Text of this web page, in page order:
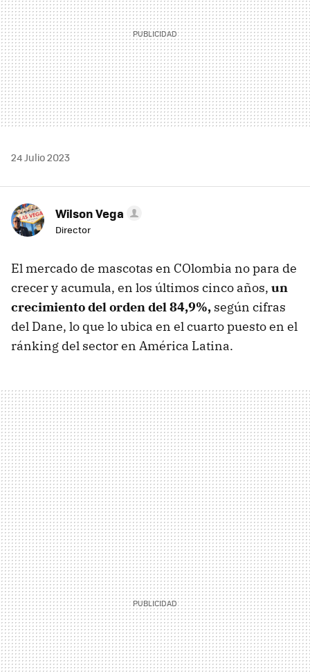
24 Julio 2023
Wilson Vega
Director
El mercado de mascotas en COlombia no para de
crecer y acumula, en los últimos cinco años, un
crecimiento del orden del 84,9%, según cifras
del Dane, lo que lo ubica en el cuarto puesto en el
ránking del sector en América Latina.